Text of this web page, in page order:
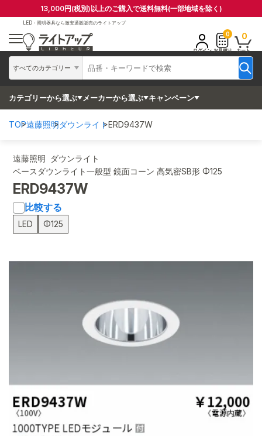
13,000円(税別)以上のご購入で送料無料(一部地域を除く)
LED・照明器具なら激安通販販売のライトアップ
すべてのカテゴリー
ログイン
0
お見積り
0
カート
カテゴリーから選ぶ メーカーから選ぶ キャンペーン
TOP遠藤照明ダウンライトERD9437W
遠藤照明 ダウンライト
ベースダウンライト一般型 鏡面コーン 高気密SB形 Φ125
ERD9437W
比較する
LED Φ125